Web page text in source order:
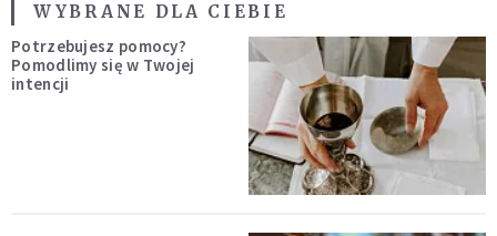
WYBRANE DLA CIEBIE
Potrzebujesz pomocy?
Pomodlimy się w Twojej
intencji